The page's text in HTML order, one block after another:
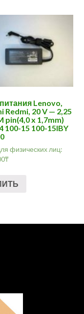
Lenovo,
Redmi, 20 V — 2,25
pin(4,0 x 1,7mm)
100-15 100-15IBY
физических лиц:
₸